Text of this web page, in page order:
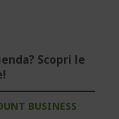
Scopri le
BUSINESS